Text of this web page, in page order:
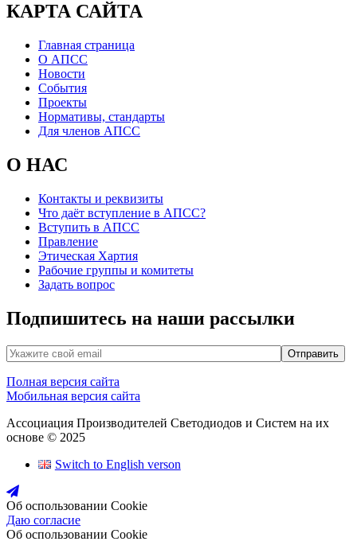
КАРТА САЙТА
Главная страница
О АПСС
Новости
События
Проекты
Нормативы, стандарты
Для членов АПСС
О НАС
Контакты и реквизиты
Что даёт вступление в АПСС?
Вступить в АПСС
Правление
Этическая Хартия
Рабочие группы и комитеты
Задать вопрос
Подпишитесь на наши рассылки
Полная версия сайта
Мобильная версия сайта
Ассоциация Производителей Светодиодов и Систем на их
основе © 2025
Switch to English verson
Об оспользовании Cookie
Даю согласие
Об оспользовании Cookie